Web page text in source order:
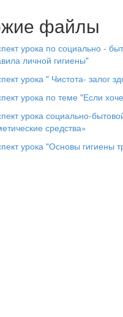
питание
труда и отдыха
требования по уходу за
файлы
урока по социально -
личной гигиены"
урока " Чистота- залог
урока по теме "Если
урока социально-
средства»
урока "Основы гигиены